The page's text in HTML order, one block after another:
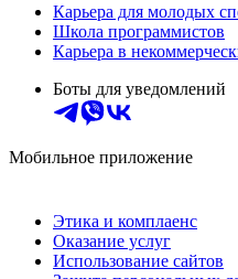
Карьера для молодых
Школа программистов
Карьера в
Боты для уведомлений
Мобильное приложение
Этика и комплаенс
Оказание услуг
Использование сайтов